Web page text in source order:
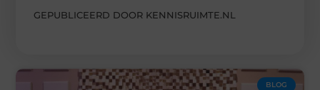
GEPUBLICEERD DOOR KENNISRUIMTE.NL
BLOG